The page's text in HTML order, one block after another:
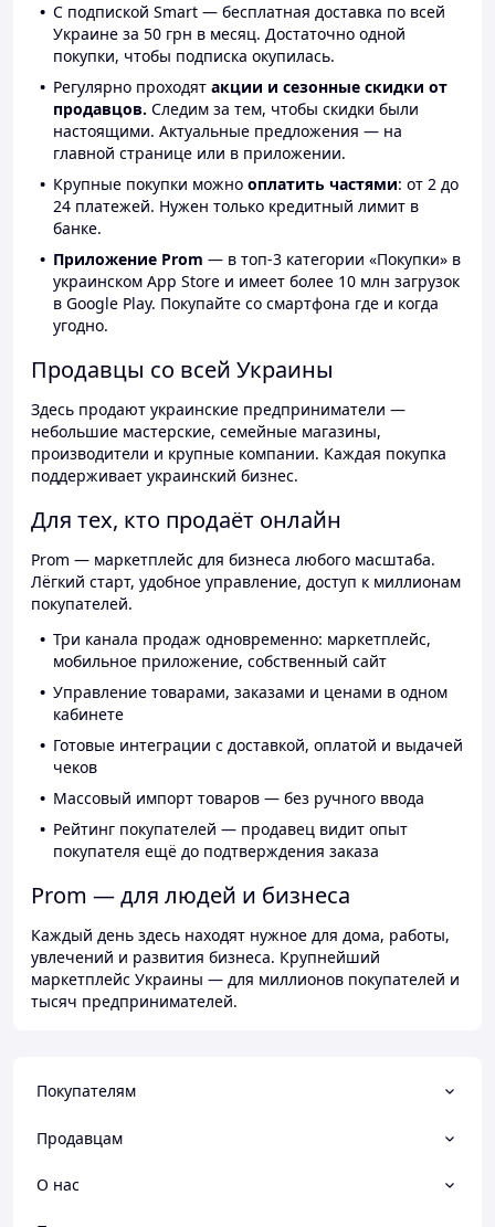
С подпиской Smart — бесплатная доставка по всей
Украине за 50 грн в месяц. Достаточно одной
покупки, чтобы подписка окупилась.
Регулярно проходят акции и сезонные скидки от
продавцов. Следим за тем, чтобы скидки были
настоящими. Актуальные предложения — на
главной странице или в приложении.
Крупные покупки можно оплатить частями: от 2 до
24 платежей. Нужен только кредитный лимит в
банке.
Приложение Prom — в топ-3 категории «Покупки» в
украинском App Store и имеет более 10 млн загрузок
в Google Play. Покупайте со смартфона где и когда
угодно.
Продавцы со всей Украины
Здесь продают украинские предприниматели —
небольшие мастерские, семейные магазины,
производители и крупные компании. Каждая покупка
поддерживает украинский бизнес.
Для тех, кто продаёт онлайн
Prom — маркетплейс для бизнеса любого масштаба.
Лёгкий старт, удобное управление, доступ к миллионам
покупателей.
Три канала продаж одновременно: маркетплейс,
мобильное приложение, собственный сайт
Управление товарами, заказами и ценами в одном
кабинете
Готовые интеграции с доставкой, оплатой и выдачей
чеков
Массовый импорт товаров — без ручного ввода
Рейтинг покупателей — продавец видит опыт
покупателя ещё до подтверждения заказа
Prom — для людей и бизнеса
Каждый день здесь находят нужное для дома, работы,
увлечений и развития бизнеса. Крупнейший
маркетплейс Украины — для миллионов покупателей и
тысяч предпринимателей.
Покупателям
Продавцам
О нас